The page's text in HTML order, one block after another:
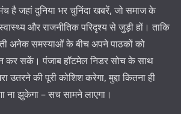
है जहां दुनिया भर चुनिंदा खबरें, जो समाज के
और राजनीतिक परिदृश्य से जुड़ी हों। ताकि
अनेक समस्याओं के बीच अपने पाठकों को
कर सकें। पंजाब हॉटमेल निडर सोच के साथ
उतरने की पूरी कोशिश करेगा, मुद्दा कितना ही
ना झुकेगा – सच सामने लाएगा।